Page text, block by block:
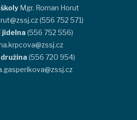
Mgr. Roman Horut
(556 752 571)
jídelna (556 752 556)
(556 720 954)